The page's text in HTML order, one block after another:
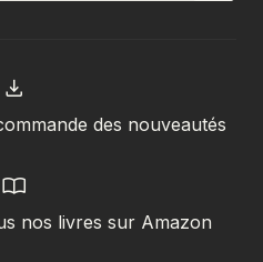
des nouveautés
nos livres sur Amazon